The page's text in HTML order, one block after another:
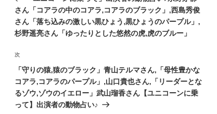
ナ
ビ
ゲ
シ
ョ
ン
投
稿
さん「コアラの中のコアラ,コアラのブラック」,西島秀俊
さん「落ち込みの激しい黒ひょう,黒ひょうのパープル」,
杉野遥亮さん「ゆったりとした悠然の虎,虎のブルー」
次
の
投
稿
次
「守りの猿,猿のブラック」青山テルマさん,「母性豊かな
コアラ,コアラのパープル」,山口貴也さん,「リーダーとな
るゾウ,ゾウのイエロー」武山瑠香さん【ユニコーンに乗
って】出演者の動物占い♪